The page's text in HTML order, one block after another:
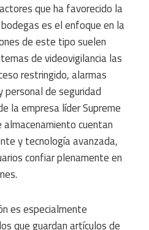
que ha favorecido la
es el enfoque en la
de este tipo suelen
de videovigilancia las
restringido, alarmas
personal de seguridad
la empresa líder Supreme
cuentan
y tecnología avanzada,
confiar plenamente en
es especialmente
que guardan artículos de